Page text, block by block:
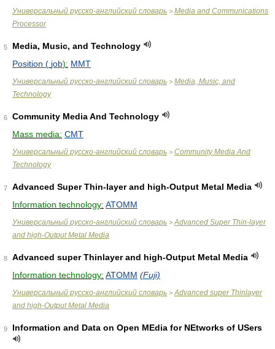
Универсальный русско-английский словарь > Media and Communications
Processor
5
Media, Music, and Technology
Position ( job): MMT
Универсальный русско-английский словарь > Media, Music, and
Technology
6
Community Media And Technology
Mass media: CMT
Универсальный русско-английский словарь > Community Media And
Technology
7
Advanced Super Thin-layer and high-Output Metal Media
Information technology: ATOMM
Универсальный русско-английский словарь > Advanced Super Thin-layer
and high-Output Metal Media
8
Advanced super Thinlayer and high-Output Metal Media
Information technology: ATOMM (Fuji)
Универсальный русско-английский словарь > Advanced super Thinlayer
and high-Output Metal Media
9 Information and Data on Open MEdia for NEtworks of USers